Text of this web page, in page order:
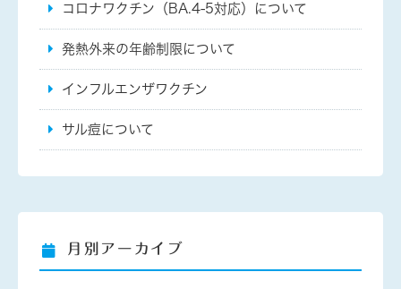
コロナワクチン（BA.4-5対応）について
発熱外来の年齢制限について
インフルエンザワクチン
サル痘について
月別アーカイブ